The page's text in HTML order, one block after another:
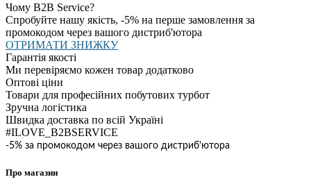
Чому B2B Service?
Спробуйте нашу якість, -5% на перше замовлення за
промокодом через вашого дистриб'ютора
ОТРИМАТИ ЗНИЖКУ
Гарантія якості
Ми перевіряємо кожен товар додатково
Оптові ціни
Товари для професійних побутових турбот
Зручна логістика
Швидка доставка по всій Україні
#ILOVE_B2BSERVICE
-5% за промокодом через вашого дистриб'ютора
Про магазин